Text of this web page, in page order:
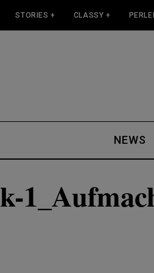
STORIES + CLASSY +
NEWS
k-